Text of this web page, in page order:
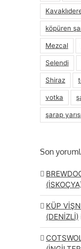
köpüren
Mezcal
Selendi
Shiraz
votka
şarap
Son
KÜP
(DENİZLİ)